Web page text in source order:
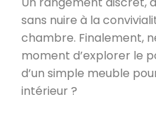
sans nuire à la
chambre. Finalement,
moment d’explorer le
d’un simple meuble
intérieur ?